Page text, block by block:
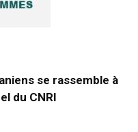
se rassemble à
du CNRI